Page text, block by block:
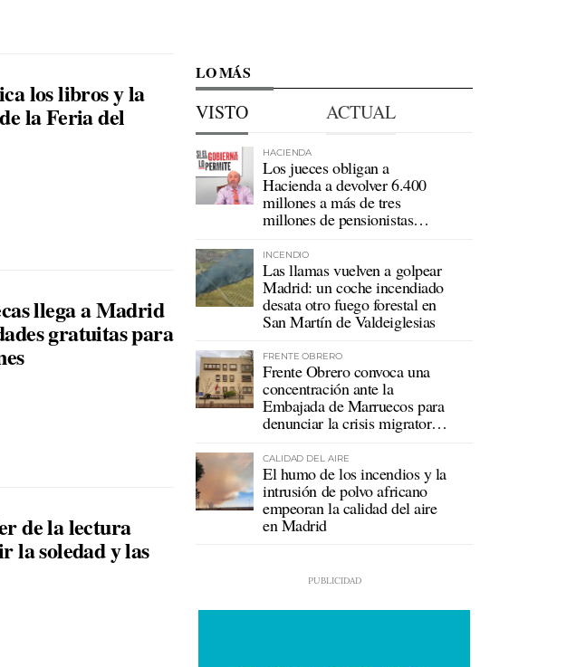
los libros y la
la Feria del
llega a Madrid
gratuitas para
de la lectura
la soledad y las
LO MÁS
VISTO ACTUAL
HACIENDA
Los jueces obligan a
Hacienda a devolver 6.400
millones a más de tres
millones de pensionistas
INCENDIO
Las llamas vuelven a golpear
Madrid: un coche incendiado
desata otro fuego forestal en
San Martín de Valdeiglesias
FRENTE OBRERO
Frente Obrero convoca una
concentración ante la
Embajada de Marruecos para
denunciar la crisis migratoria
CALIDAD DEL AIRE
El humo de los incendios y la
intrusión de polvo africano
empeoran la calidad del aire
en Madrid